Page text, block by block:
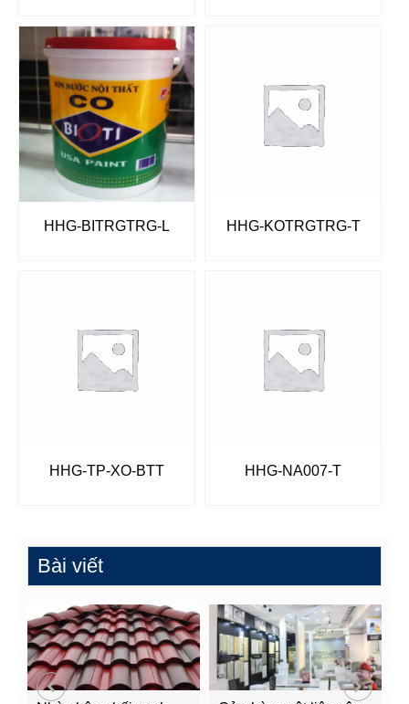
HHG-BITRGTRG-L HHG-KOTRGTRG-T
HHG-TP-XO-BTT HHG-NA007-T
Bài viết